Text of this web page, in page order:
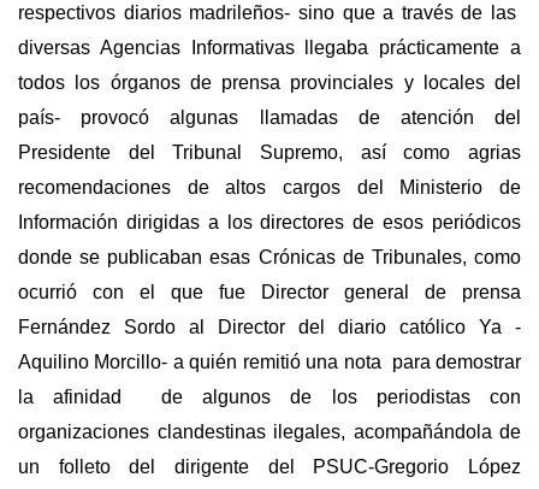
respectivos diarios madrileños- sino que a través de las
diversas Agencias Informativas llegaba prácticamente a
todos los órganos de prensa provinciales y locales del
país- provocó algunas llamadas de atención del
Presidente del Tribunal Supremo, así como agrias
recomendaciones de altos cargos del Ministerio de
Información dirigidas a los directores de esos periódicos
donde se publicaban esas Crónicas de Tribunales, como
ocurrió con el que fue Director general de prensa
Fernández Sordo al Director del diario católico Ya -
Aquilino Morcillo- a quién remitió una nota para demostrar
la afinidad de algunos de los periodistas con
organizaciones clandestinas ilegales, acompañándola de
un folleto del dirigente del PSUC-Gregorio López